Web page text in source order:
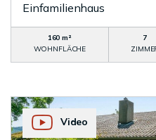
Einfamilienhaus
160 m²
WOHNFLÄCHE
7
Video